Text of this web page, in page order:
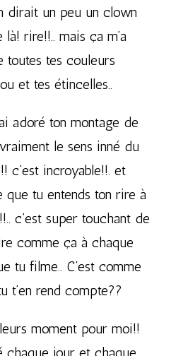
dirait un peu un clown
rire!!.. mais ça m’a
toutes tes couleurs
et tes étincelles..
adoré ton montage de
le sens inné du
c’est incroyable!!. et
que tu entends ton rire à
c’est super touchant de
comme ça à chaque
tu filme.. C’est comme
t’en rend compte??
moment pour moi!!